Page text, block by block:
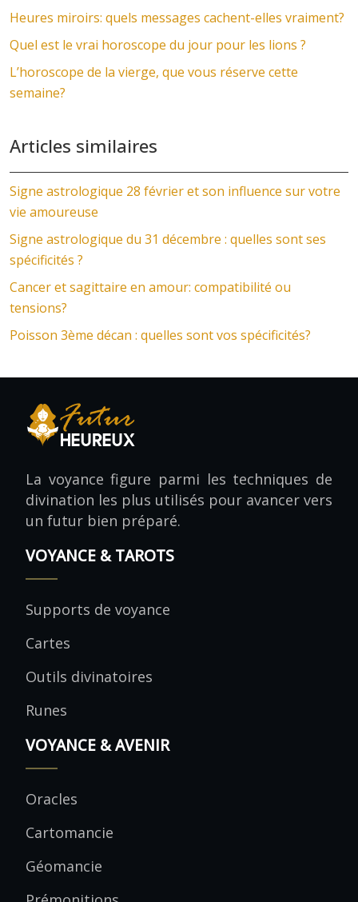
Heures miroirs: quels messages cachent-elles vraiment?
Quel est le vrai horoscope du jour pour les lions ?
L’horoscope de la vierge, que vous réserve cette
semaine?
Articles similaires
Signe astrologique 28 février et son influence sur votre
vie amoureuse
Signe astrologique du 31 décembre : quelles sont ses
spécificités ?
Cancer et sagittaire en amour: compatibilité ou
tensions?
Poisson 3ème décan : quelles sont vos spécificités?
La voyance figure parmi les techniques de
divination les plus utilisés pour avancer vers
un futur bien préparé.
VOYANCE & TAROTS
Supports de voyance
Cartes
Outils divinatoires
Runes
VOYANCE & AVENIR
Oracles
Cartomancie
Géomancie